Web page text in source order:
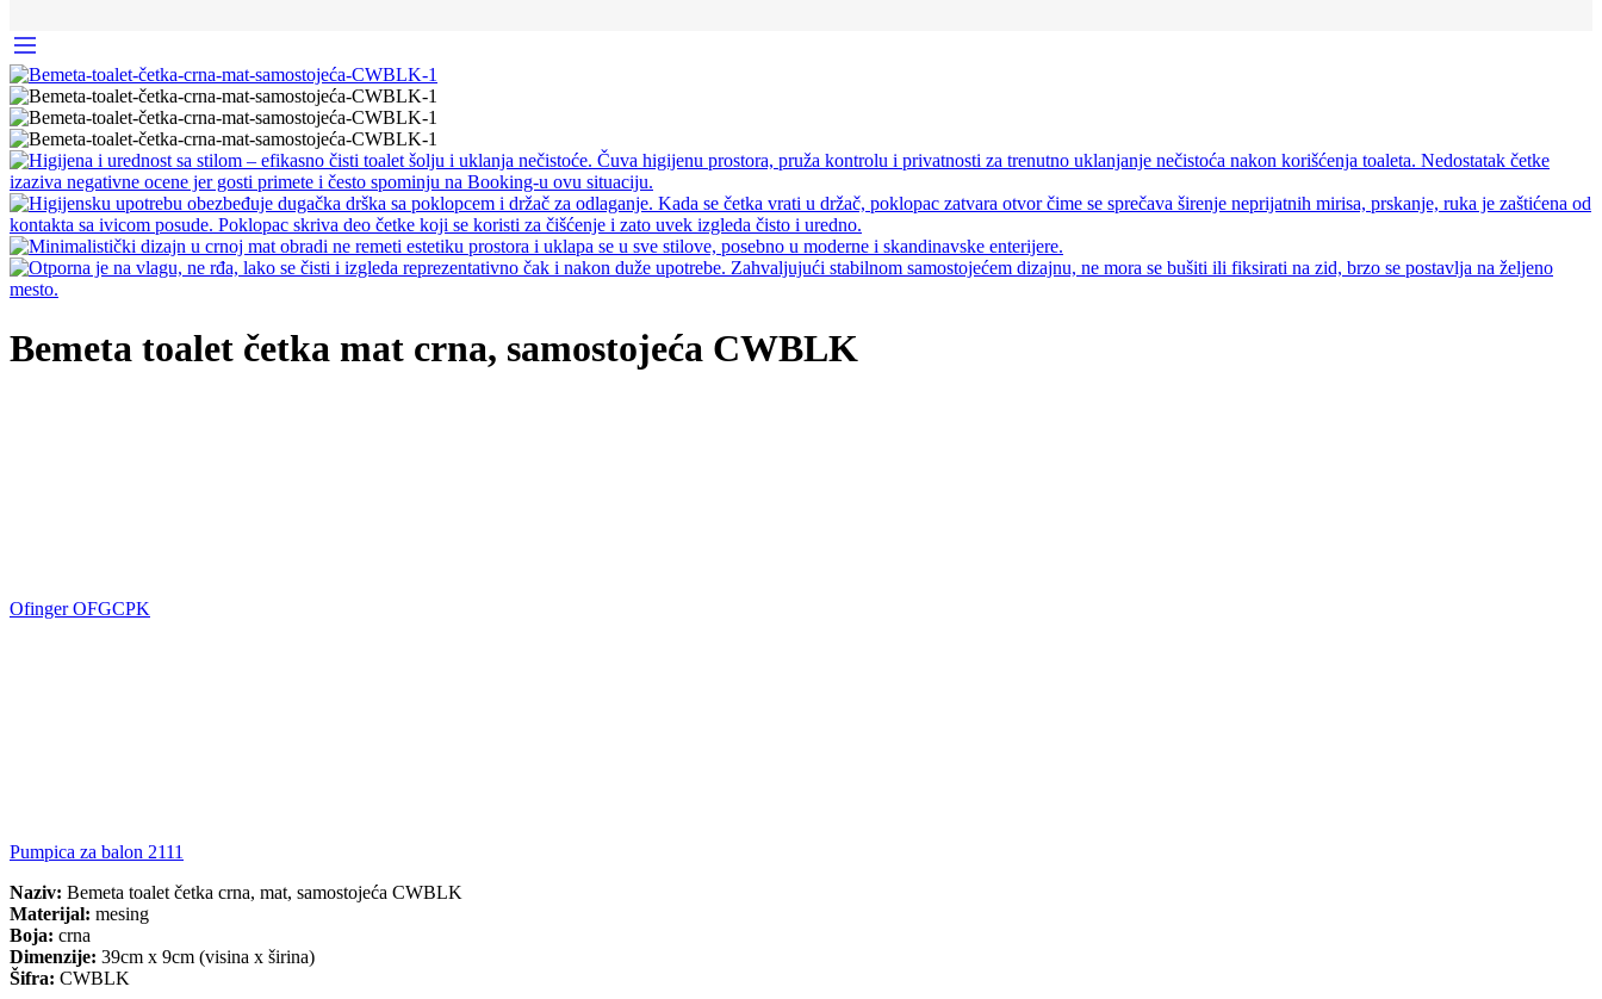
Bemeta toalet četka mat crna, samostojeća CWBLK
Ofinger OFGCPK
Pumpica za balon 2111
Naziv: Bemeta toalet četka crna, mat, samostojeća CWBLK
Materijal: mesing
Boja: crna
Dimenzije: 39cm x 9cm (visina x širina)
Šifra: CWBLK